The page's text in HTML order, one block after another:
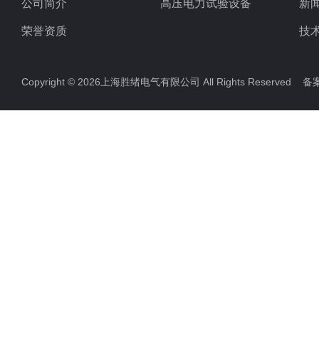
公司简介
荣誉资质
高压电力试验设备 新
技
Copyright © 2026上海胜绪电气有限公司 All Rights Reserved 备